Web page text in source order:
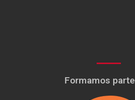
Formamos